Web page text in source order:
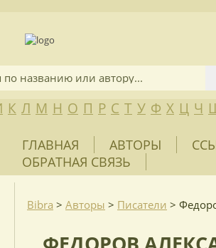
К Л М Н О П Р С Т У Ф Х Ц Ч
ГЛАВНАЯ АВТОРЫ
ОБРАТНАЯ СВЯЗЬ
Bibra > Авторы > Писатели >